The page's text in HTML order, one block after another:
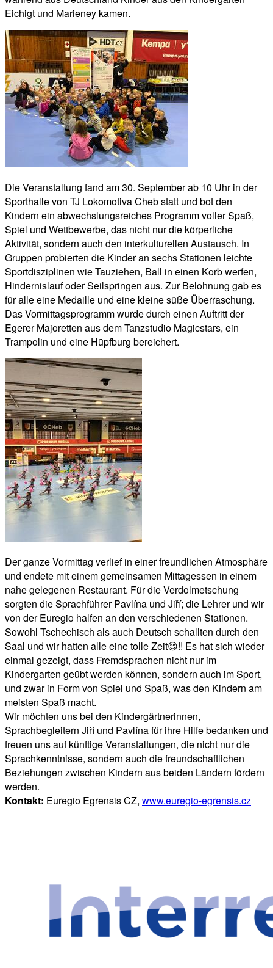
Eichigt und Marieney kamen.
Die Veranstaltung fand am 30. September ab 10 Uhr in der
Sporthalle von TJ Lokomotiva Cheb statt und bot den
Kindern ein abwechslungsreiches Programm voller Spaß,
Spiel und Wettbewerbe, das nicht nur die körperliche
Aktivität, sondern auch den interkulturellen Austausch. In
Gruppen probierten die Kinder an sechs Stationen leichte
Sportdisziplinen wie Tauziehen, Ball in einen Korb werfen,
Hindernislauf oder Seilspringen aus. Zur Belohnung gab es
für alle eine Medaille und eine kleine süße Überraschung.
Das Vormittagsprogramm wurde durch einen Auftritt der
Egerer Majoretten aus dem Tanzstudio Magicstars, ein
Trampolin und eine Hüpfburg bereichert.
Der ganze Vormittag verlief in einer freundlichen Atmosphäre
und endete mit einem gemeinsamen Mittagessen in einem
nahe gelegenen Restaurant. Für die Verdolmetschung
sorgten die Sprachführer Pavlína und Jiří; die Lehrer und wir
von der Euregio halfen an den verschiedenen Stationen.
Sowohl Tschechisch als auch Deutsch schallten durch den
Saal und wir hatten alle eine tolle Zeit😊!! Es hat sich wieder
einmal gezeigt, dass Fremdsprachen nicht nur im
Kindergarten geübt werden können, sondern auch im Sport,
und zwar in Form von Spiel und Spaß, was den Kindern am
meisten Spaß macht.
Wir möchten uns bei den Kindergärtnerinnen,
Sprachbegleitern Jiří und Pavlína für ihre Hilfe bedanken und
freuen uns auf künftige Veranstaltungen, die nicht nur die
Sprachkenntnisse, sondern auch die freundschaftlichen
Beziehungen zwischen Kindern aus beiden Ländern fördern
werden.
Kontakt: Euregio Egrensis CZ, www.euregio-egrensis.cz